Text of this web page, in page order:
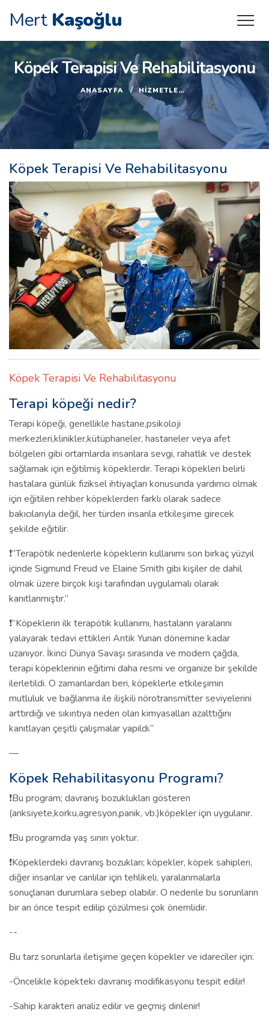
Mert Kaşoğlu
Köpek Terapisi Ve Rehabilitasyonu
ANASAYFA HIZMETLER KÖPEK
Köpek Terapisi Ve Rehabilitasyonu
Köpek Terapisi Ve Rehabilitasyonu
Terapi köpeği nedir?
Terapi köpeği, genellikle hastane,psikoloji
merkezleri,klinikler,kütüphaneler, hastaneler veya afet
bölgeleri gibi ortamlarda insanlara sevgi, rahatlık ve destek
sağlamak için eğitilmiş köpeklerdir. Terapi köpekleri belirli
hastalara günlük fiziksel ihtiyaçları konusunda yardımcı olmak
için eğitilen rehber köpeklerden farklı olarak sadece
bakıcılarıyla değil, her türden insanla etkileşime girecek
şekilde eğitilir.
❗️”Terapötik nedenlerle köpeklerin kullanımı son birkaç yüzyıl
içinde Sigmund Freud ve Elaine Smith gibi kişiler de dahil
olmak üzere birçok kişi tarafından uygulamalı olarak
kanıtlanmıştır.”
❗️”Köpeklerin ilk terapötik kullanımı, hastaların yaralarını
yalayarak tedavi ettikleri Antik Yunan dönemine kadar
uzanıyor. İkinci Dünya Savaşı sırasında ve modern çağda,
terapi köpeklerinin eğitimi daha resmi ve organize bir şekilde
ilerletildi. O zamanlardan beri, köpeklerle etkileşimin
mutluluk ve bağlanma ile ilişkili nörotransmitter seviyelerini
arttırdığı ve sıkıntıya neden olan kimyasalları azalttığını
kanıtlayan çeşitli çalışmalar yapıldı.”
—
Köpek Rehabilitasyonu Programı?
❗️Bu program; davranış bozuklukları gösteren
(anksiyete,korku,agresyon,panik, vb.)köpekler için uygulanır.
❗️Bu programda yaş sınırı yoktur.
❗️Köpeklerdeki davranış bozukları; köpekler, köpek sahipleri,
diğer insanlar ve canlılar için tehlikeli, yaralanmalarla
sonuçlanan durumlara sebep olabilir. O nedenle bu sorunların
bir an önce tespit edilip çözülmesi çok önemlidir.
--
Bu tarz sorunlarla iletişime geçen köpekler ve idareciler için:
-Öncelikle köpekteki davranış modifikasyonu tespit edilir!
-Sahip karakteri analiz edilir ve geçmiş dinlenir!